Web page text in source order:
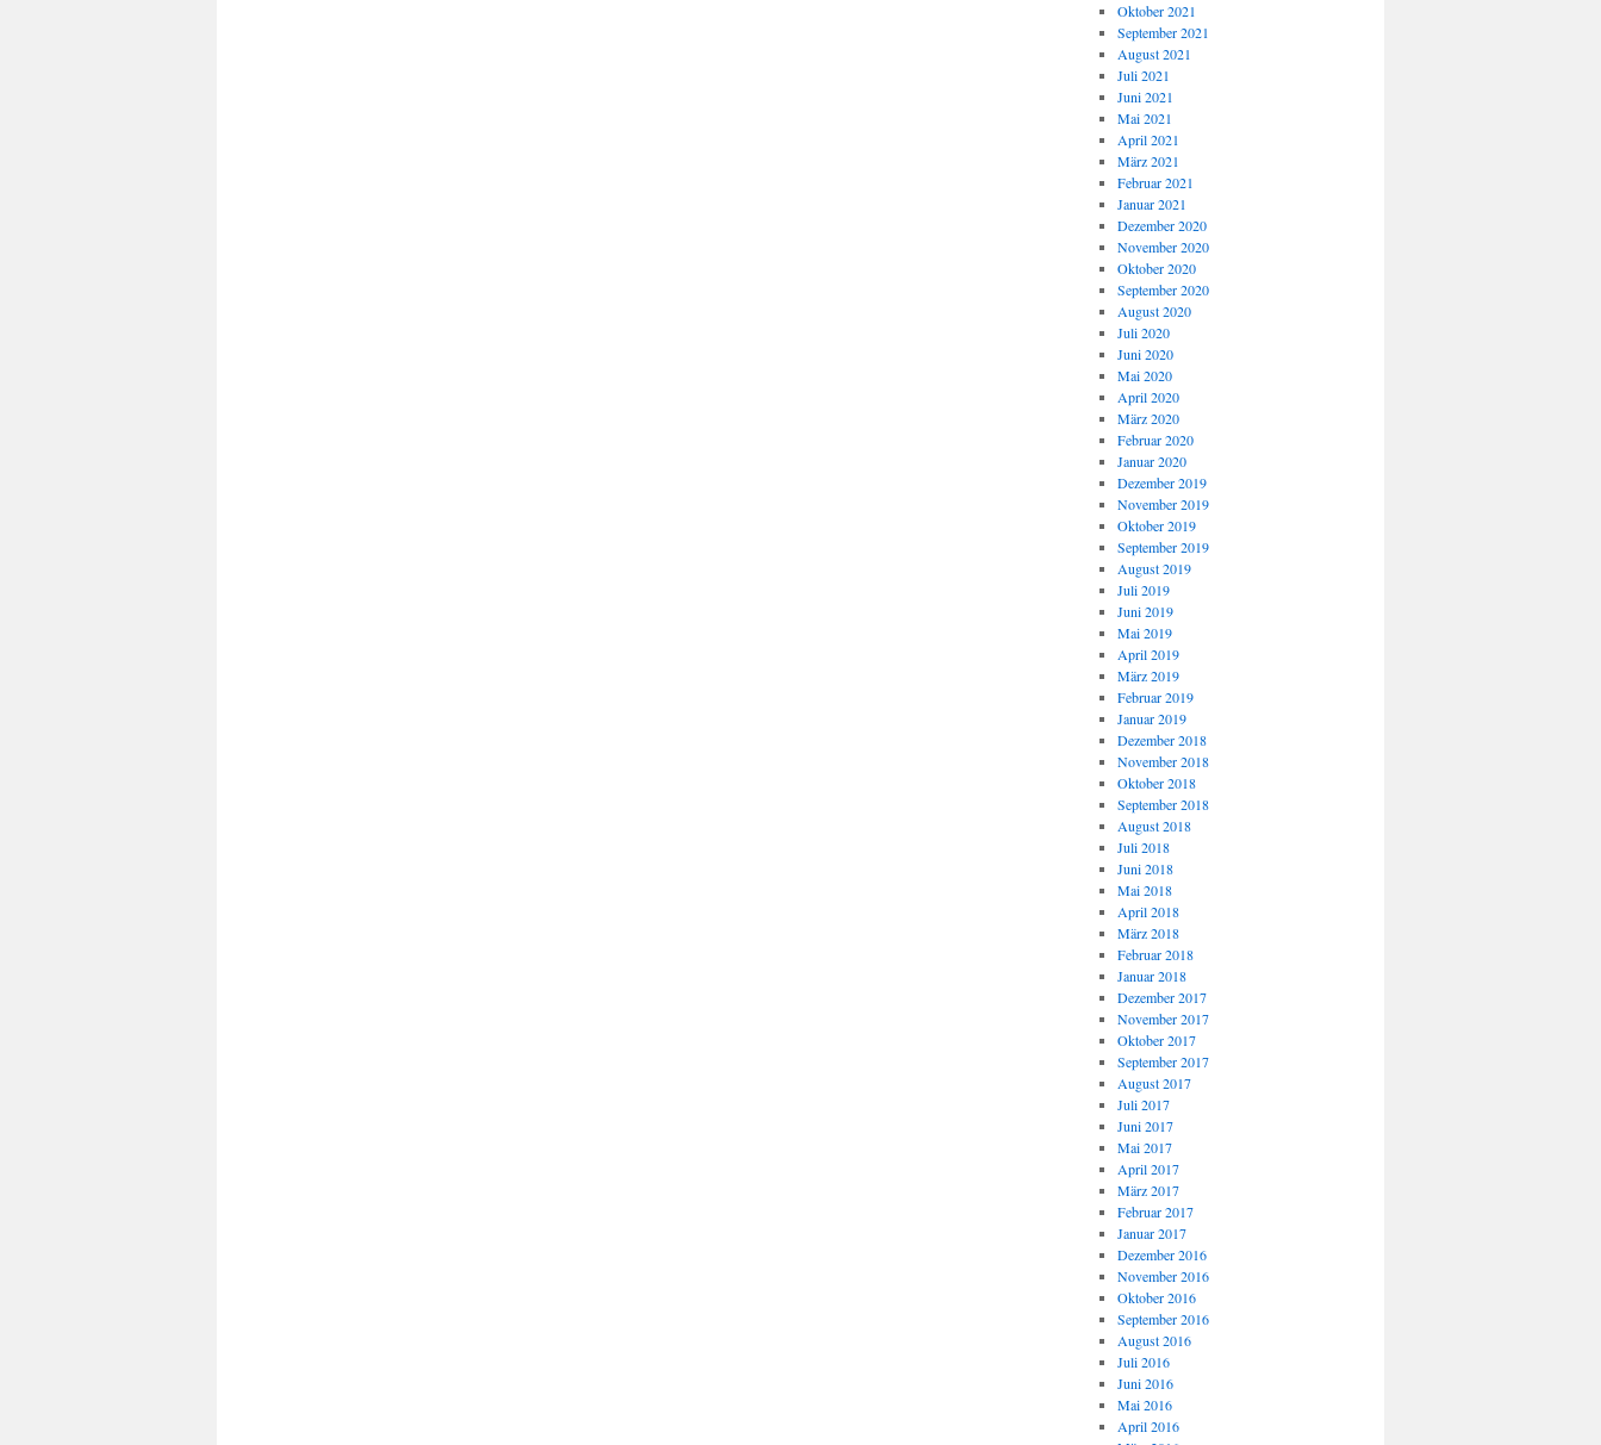
Oktober 2021
September 2021
August 2021
Juli 2021
Juni 2021
Mai 2021
April 2021
März 2021
Februar 2021
Januar 2021
Dezember 2020
November 2020
Oktober 2020
September 2020
August 2020
Juli 2020
Juni 2020
Mai 2020
April 2020
März 2020
Februar 2020
Januar 2020
Dezember 2019
November 2019
Oktober 2019
September 2019
August 2019
Juli 2019
Juni 2019
Mai 2019
April 2019
März 2019
Februar 2019
Januar 2019
Dezember 2018
November 2018
Oktober 2018
September 2018
August 2018
Juli 2018
Juni 2018
Mai 2018
April 2018
März 2018
Februar 2018
Januar 2018
Dezember 2017
November 2017
Oktober 2017
September 2017
August 2017
Juli 2017
Juni 2017
Mai 2017
April 2017
März 2017
Februar 2017
Januar 2017
Dezember 2016
November 2016
Oktober 2016
September 2016
August 2016
Juli 2016
Juni 2016
Mai 2016
April 2016